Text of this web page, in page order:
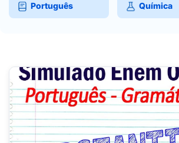
Português Química